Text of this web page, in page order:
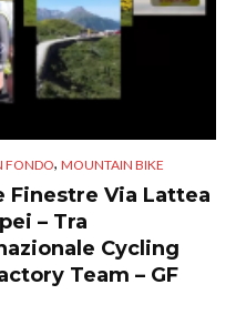
FONDO, MOUNTAIN BIKE
Finestre Via Lattea
– Tra
Cycling
Team – GF